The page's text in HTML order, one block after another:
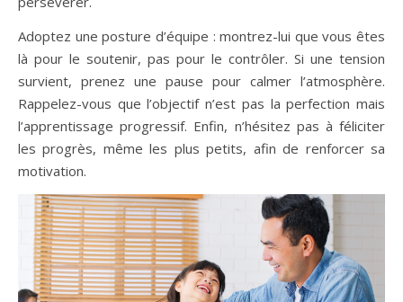
Adoptez une posture d’équipe : montrez-lui que vous êtes
là pour le soutenir, pas pour le contrôler. Si une tension
survient, prenez une pause pour calmer l’atmosphère.
Rappelez-vous que l’objectif n’est pas la perfection mais
l’apprentissage progressif. Enfin, n’hésitez pas à féliciter
les progrès, même les plus petits, afin de renforcer sa
motivation.